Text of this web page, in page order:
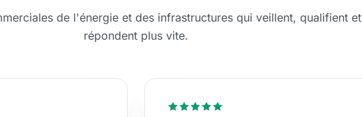
de l'énergie et des infrastructures qui veillent, qualifient et
répondent plus vite.